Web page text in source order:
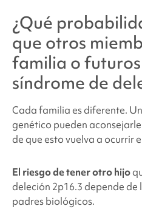
¿Qué
que otros
familia o
síndrome de
Cada familia es diferente.
genético pueden
de que esto vuelva a ocurrir
El riesgo de tener otro hijo
deleción 2p16.3 depende de
padres biológicos.